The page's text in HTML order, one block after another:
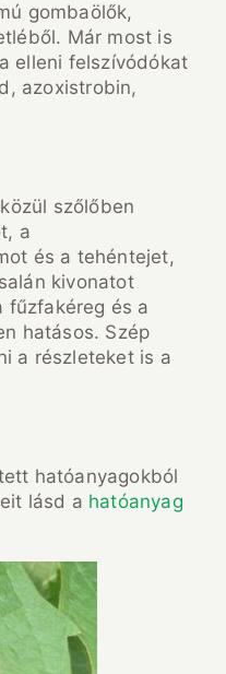
gombaölők,
Már most is
elleni felszívódókat
azoxistrobin,
közül szőlőben
a
és a tehéntejet,
kivonatot
fűzfakéreg és a
hatásos. Szép
a részleteket is a
hatóanyagokból
lásd a hatóanyag